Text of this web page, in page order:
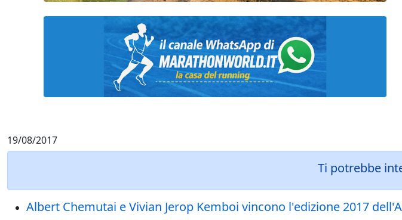
19/08/2017
Ti potrebbe
Albert Chemutai e Vivian Jerop Kemboi vincono l'edizione 2017